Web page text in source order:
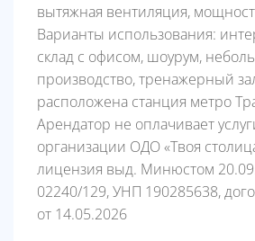
вытяжная вентиляция,
Варианты использования:
склад с офисом, шоурум,
производство, тренажерный
расположена станция метро
Арендатор не оплачивает
организации ОДО «Твоя
лицензия выд. Минюстом
02240/129, УНП 190285638,
от 14.05.2026